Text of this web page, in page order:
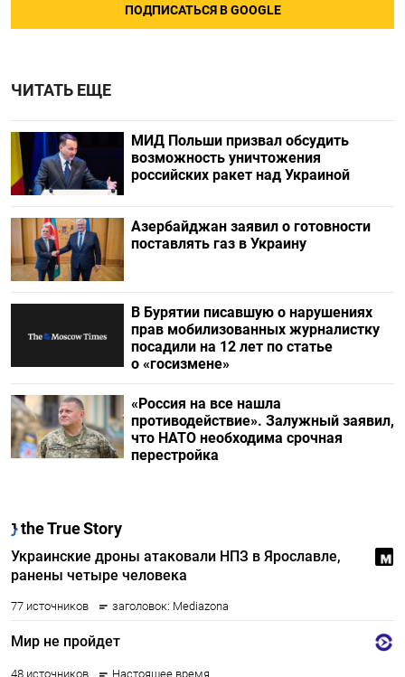
ПОДПИСАТЬСЯ В GOOGLE
ЧИТАТЬ ЕЩЕ
МИД Польши призвал обсудить
возможность уничтожения
российских ракет над Украиной
Азербайджан заявил о готовности
поставлять газ в Украину
В Бурятии писавшую о нарушениях
прав мобилизованных журналистку
посадили на 12 лет по статье
о «госизмене»
«Россия на все нашла
противодействие». Залужный заявил,
что НАТО необходима срочная
перестройка